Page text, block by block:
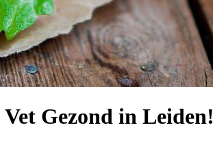
Gezond in Leiden!